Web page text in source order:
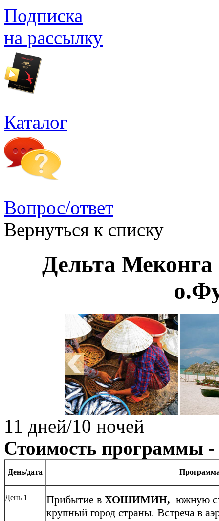
Подписка
на рассылку
Каталог
Вопрос/ответ
Вернуться к списку
Дельта
11 дней/10 ночей
Стоимость программы -
День/дата
День 1 Прибытие в ХОШИМИН, южную
крупный город страны. Встреча в